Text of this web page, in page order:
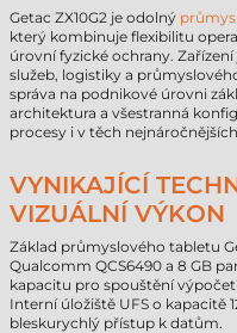
Getac ZX10G2 je odolný
který kombinuje flexibilitu
úrovní fyzické ochrany.
služeb, logistiky a
správa na podnikové úrovni
architektura a všestranná
procesy i v těch
VYNIKAJÍCÍ
VIZUÁLNÍ VÝKON
Základ průmyslového tabletu
Qualcomm QCS6490 a 8 GB
kapacitu pro spouštění
Interní úložiště UFS o kapacitě
bleskurychlý přístup k datům.